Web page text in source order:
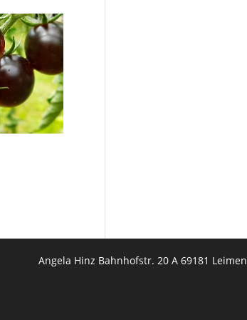
Angela Hinz Bahnhofstr. 20 A 69181 Leimen